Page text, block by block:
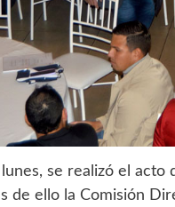
se realizó el
de ello la Comisión